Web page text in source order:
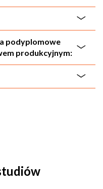
podyplomowe
produkcyjnym: